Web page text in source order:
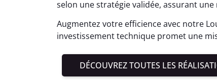
selon une stratégie validée, assurant
Augmentez votre efficience avec notre
investissement technique promet une
DÉCOUVREZ TOUTES LES